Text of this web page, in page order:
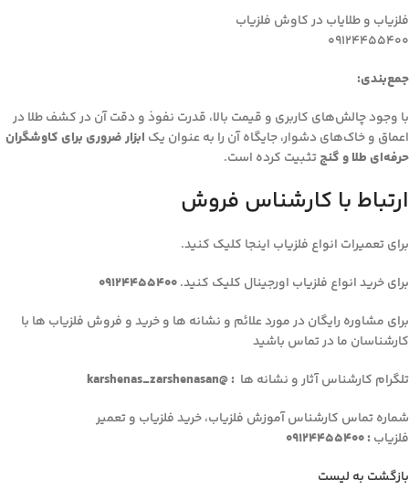
فلزیاب و طلایاب در کاوش فلزیاب
09124455400
جمع‌بندی:
با وجود چالش‌های کاربری و قیمت بالا، قدرت نفوذ و دقت آن در کشف طلا در
اعماق و خاک‌های دشوار، جایگاه آن را به عنوان یک ابزار ضروری برای کاوشگران
حرفه‌ای طلا و گنجتثبیت کرده است.
ارتباط با کارشناس فروش
برای تعمیرات انواع فلزیاب اینجا کلیک کنید.
برای خرید انواع فلزیاب اورجینال کلیک کنید.09124455400
برای مشاوره رایگان در مورد علائم و نشانه ها و خرید و فروش فلزیاب ها با
کارشناسان ما در تماس باشید
تلگرام کارشناس آثار و نشانه ها : @karshenas_zarshenasan
شماره تماس کارشناس آموزش فلزیاب، خرید فلزیاب و تعمیر
فلزیاب : 09124455400
بازگشت به لیست